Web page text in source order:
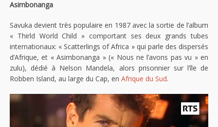
Asimbonanga
Savuka devient très populaire en 1987 avec la sortie de l’album
« Thirld World Child » comportant ses deux grands tubes
internationaux: « Scatterlings of Africa » qui parle des dispersés
d’Afrique, et « Asimbonanga » (« Nous ne l’avons pas vu » en
zulu), dédié à Nelson Mandela, alors prisonnier sur l’île de
Robben Island, au large du Cap, en Afrique du Sud.